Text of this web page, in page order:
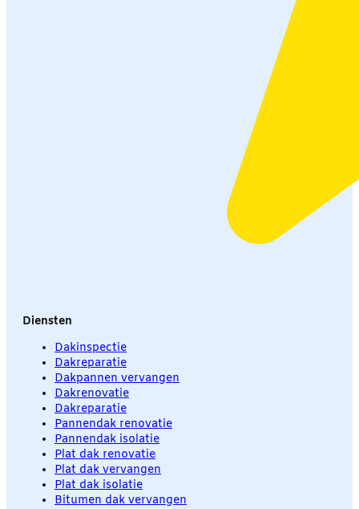
Diensten
Dakinspectie
Dakreparatie
Dakpannen vervangen
Dakrenovatie
Dakreparatie
Pannendak renovatie
Pannendak isolatie
Plat dak renovatie
Plat dak vervangen
Plat dak isolatie
Bitumen dak vervangen